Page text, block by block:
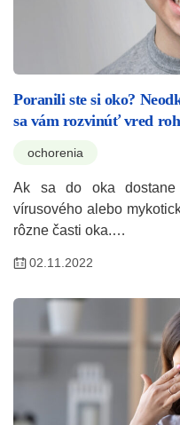
Poranili ste si oko?
sa vám rozvinúť vred
ochorenia
Ak sa do oka dostane
vírusového alebo
rôzne časti oka.…
02.11.2022